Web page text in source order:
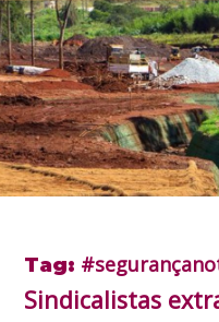
Tag:
Sindicalistas